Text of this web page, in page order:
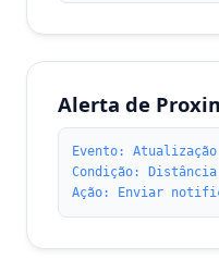
Alerta de
Evento:
Condição:
Ação: Enviar